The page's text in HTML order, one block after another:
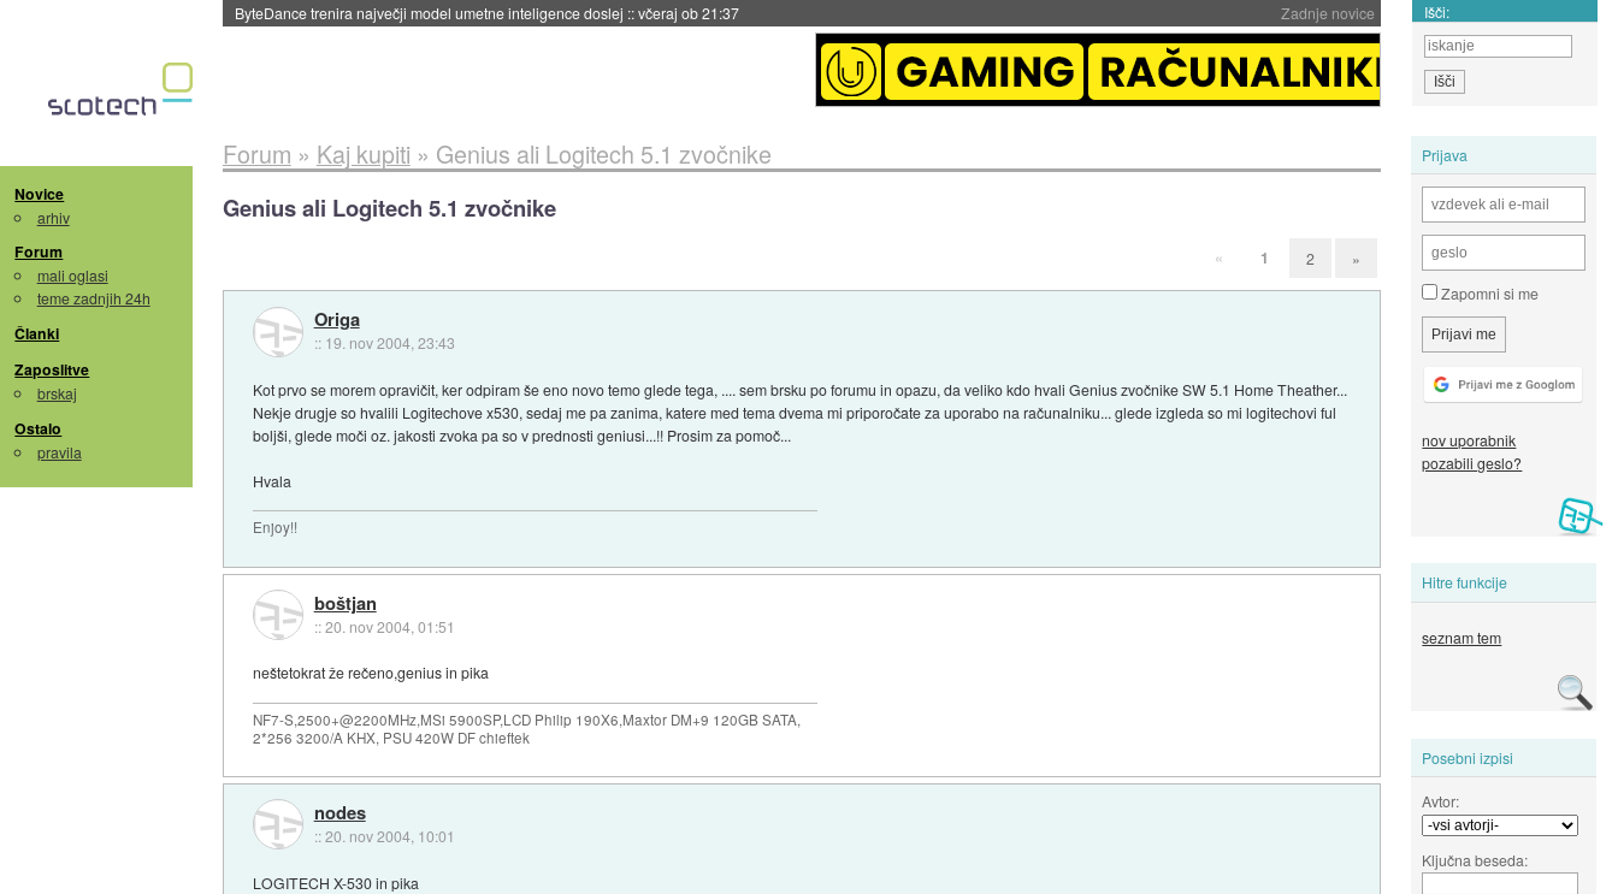
Zadnje novice
Spletne strani začele streči oglase za agente umetne inteligence::včeraj ob 21:23 Išči:
Novice
arhiv
Forum
mali oglasi
teme zadnjih 24h
Članki
Zaposlitve
brskaj
Ostalo
pravila
Prijava
Zapomni si me
nov uporabnik
pozabili geslo?
Hitre funkcije
seznam tem
Posebni izpisi
Avtor:
Ključna beseda:
Forum » Kaj kupiti » Genius ali Logitech 5.1 zvočnike
Genius ali Logitech 5.1 zvočnike
« 1 2 »
Origa
:: 19. nov 2004, 23:43
Kot prvo se morem opravičit, ker odpiram še eno novo temo glede tega, .... sem brsku po forumu in opazu, da veliko kdo hvali Genius zvočnike SW 5.1 Home Theather...
Nekje drugje so hvalili Logitechove x530, sedaj me pa zanima, katere med tema dvema mi priporočate za uporabo na računalniku... glede izgleda so mi logitechovi ful
boljši, glede moči oz. jakosti zvoka pa so v prednosti geniusi...!! Prosim za pomoč...
Hvala
Enjoy!!
boštjan
::20. nov 2004, 01:51
neštetokrat že rečeno,genius in pika
NF7-S,2500+@2200MHz,MSi 5900SP,LCD Philip 190X6,Maxtor DM+9 120GB SATA,
2*256 3200/A KHX, PSU 420W DF chieftek
nodes
::20. nov 2004, 10:01
LOGITECH X-530 in pika